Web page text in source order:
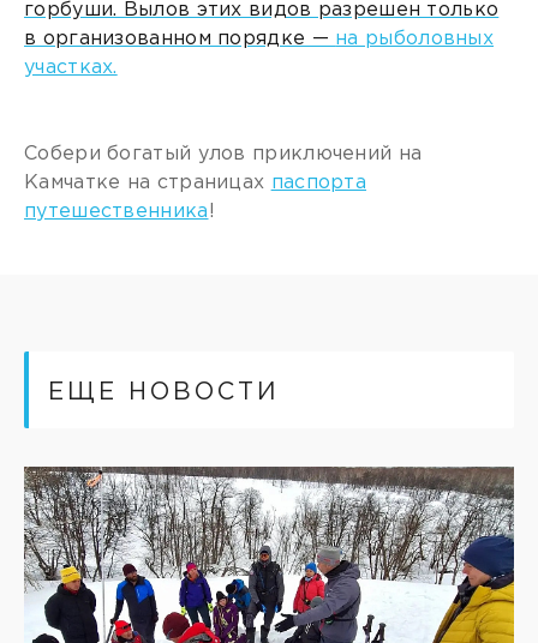
горбуши. Вылов этих видов разрешен только
в организованном порядке — на рыболовных
участках.
Собери богатый улов приключений на
Камчатке на страницах паспорта
путешественника !
ЕЩЕ НОВОСТИ